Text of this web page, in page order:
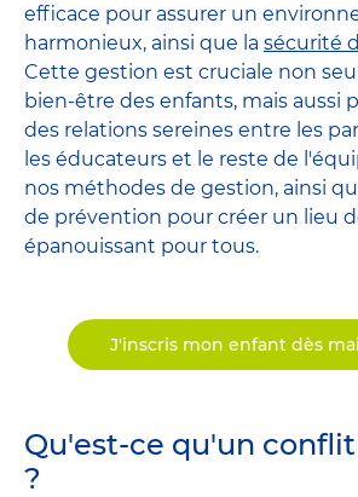
efficace pour assurer un
harmonieux, ainsi que la sécurité
Cette gestion est cruciale non
bien-être des enfants, mais aussi
des relations sereines entre les
les éducateurs et le reste de
nos méthodes de gestion, ainsi
de prévention pour créer un lieu
épanouissant pour tous.
J'inscris mon enfant dès
Qu'est-ce qu'un
?